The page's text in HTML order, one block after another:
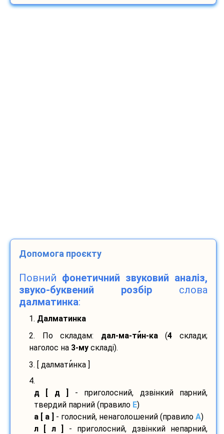
Допомога проєкту
Повний фонетичний звуковий аналіз,
звуко-буквений розбір слова
далматинка:
1. Далматинка
2. По складам: дал-ма-тин-ка(4 склади;
наголос на 3-му складі).
3. [ далматинка ]
4.
д [ д ]
- приголосний, дзвінкий парний,
твердий парний (правило E)
а [ а ]
- голосний, ненаголошений (правило A)
л [ л ]
- приголосний, дзвінкий непарний,